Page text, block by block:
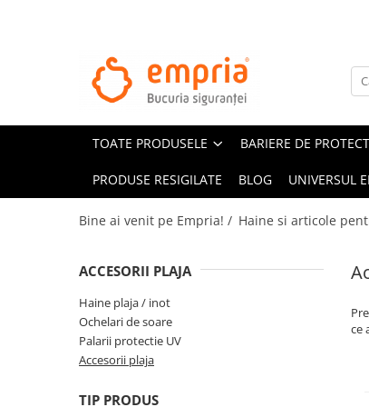
TOATE PRODUSELE
Oferte Protectii Laterale Pat
Bariere protectie pentru pat
Aparatori laterale patut bebe
Sigurante pentru sertare si usi
Sigurante geamuri si usi glisante
Kituri de siguranta pentru copii si
Protectii casa
TOATE PRODUSELE BARIERE DE
PRODUSE RESIGILATE BLOG UNIVERSUL
Bine ai venit pe Empria! / Haine si articole
ce
ACCESORII PLAJA
Haine plaja / inot
Ochelari de soare
Palarii protectie UV
Accesorii plaja
TIP PRODUS